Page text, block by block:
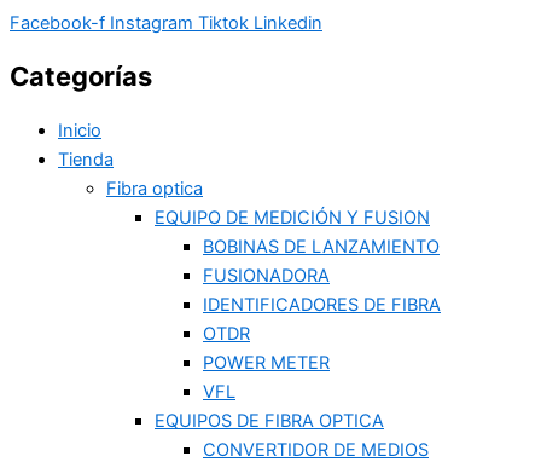
Facebook-f Instagram Tiktok Linkedin
Categorías
Inicio
Tienda
Fibra optica
EQUIPO DE MEDICIÓN Y FUSION
BOBINAS DE LANZAMIENTO
FUSIONADORA
IDENTIFICADORES DE FIBRA
OTDR
POWER METER
VFL
EQUIPOS DE FIBRA OPTICA
CONVERTIDOR DE MEDIOS